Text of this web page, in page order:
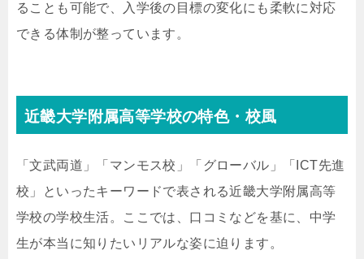
ることも可能で、入学後の目標の変化にも柔軟に対応
できる体制が整っています。
近畿大学附属高等学校の特色・校風
「文武両道」「マンモス校」「グローバル」「ICT先進
校」といったキーワードで表される近畿大学附属高等
学校の学校生活。ここでは、口コミなどを基に、中学
生が本当に知りたいリアルな姿に迫ります。